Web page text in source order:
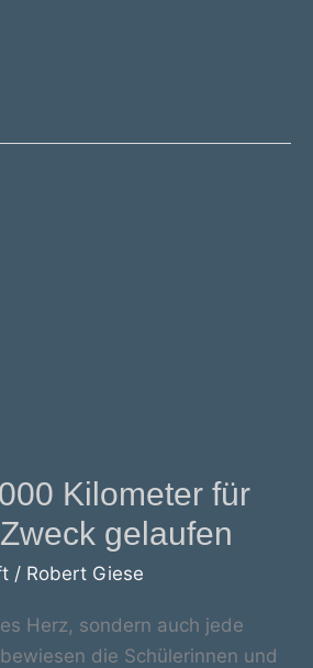
Kilometer für
gelaufen
/ Robert Giese
Herz, sondern auch jede
die Schülerinnen und